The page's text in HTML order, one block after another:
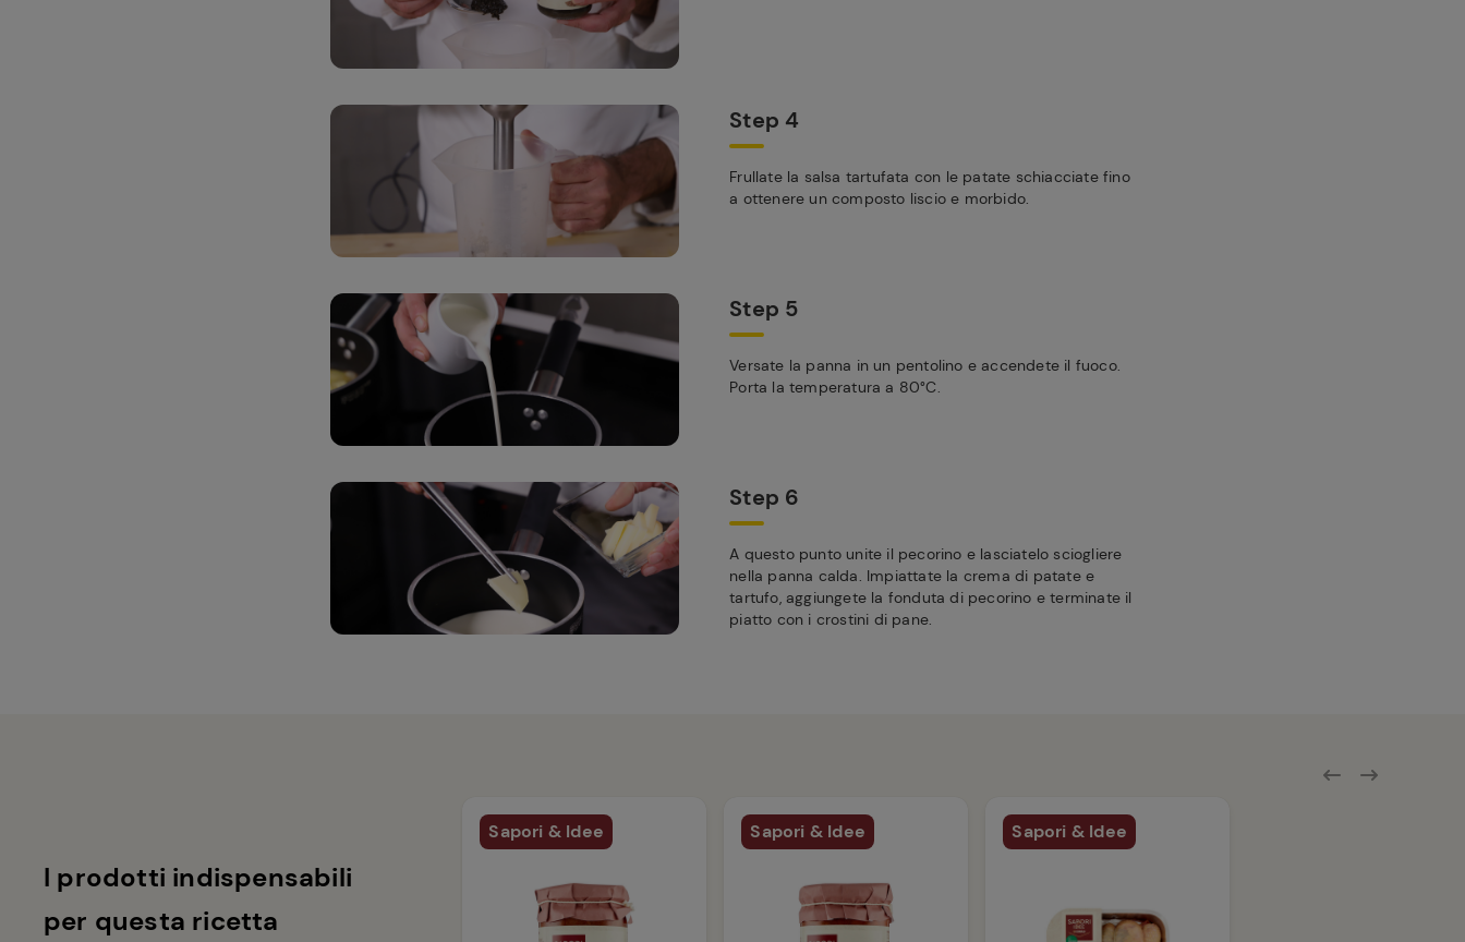
Step 4
Frullate la salsa tartufata con le patate schiacciate fino
a ottenere un composto liscio e morbido.
Step 5
Versate la panna in un pentolino e accendete il fuoco.
Porta la temperatura a 80°C.
Step 6
A questo punto unite il pecorino e lasciatelo sciogliere
nella panna calda. Impiattate la crema di patate e
tartufo, aggiungete la fonduta di pecorino e terminate il
piatto con i crostini di pane.
I prodotti indispensabili
per questa ricetta
Sapori & Idee Sapori & Idee Sapori & Idee